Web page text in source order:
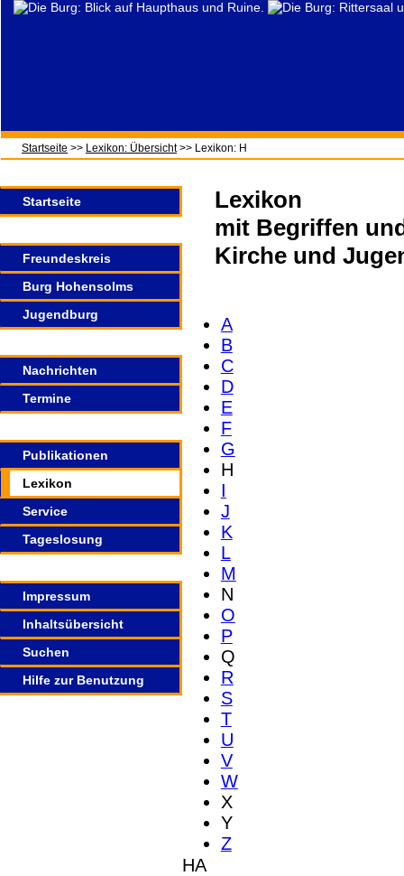
Startseite >> Lexikon: Übersicht>> Lexikon: H
Lexikon
mit Begriffen
Kirche und
A
B
C
D
E
F
G
H
I
J
K
L
M
N
O
P
Q
R
S
T
U
V
W
X
Y
Z
HA
Startseite
Freundeskreis
Burg Hohensolms
Jugendburg
Nachrichten
Termine
Publikationen
Lexikon
Service
Tageslosung
Impressum
Inhaltsübersicht
Suchen
Hilfe zur Benutzung